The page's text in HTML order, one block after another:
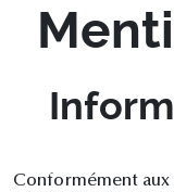
Conformément aux